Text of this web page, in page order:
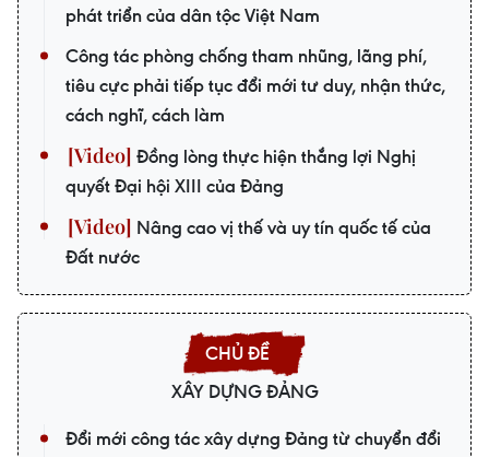
phát triển của dân tộc Việt Nam
Công tác phòng chống tham nhũng, lãng phí,
tiêu cực phải tiếp tục đổi mới tư duy, nhận thức,
cách nghĩ, cách làm
Đồng lòng thực hiện thắng lợi Nghị
quyết Đại hội XIII của Đảng
Nâng cao vị thế và uy tín quốc tế của
Đất nước
XÂY DỰNG ĐẢNG
Đổi mới công tác xây dựng Đảng từ chuyển đổi